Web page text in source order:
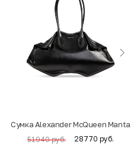
Cумка Alexander McQueen Manta
51940 руб. 28770 руб.